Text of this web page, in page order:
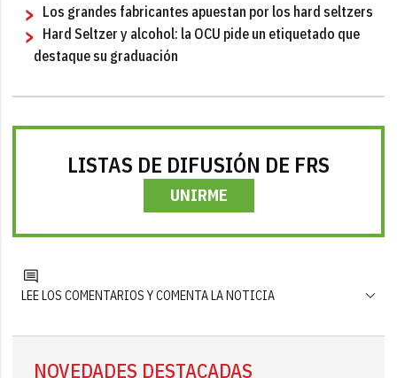
Los grandes fabricantes apuestan por los hard seltzers
Hard Seltzer y alcohol: la OCU pide un etiquetado que
destaque su graduación
LISTAS DE DIFUSIÓN DE FRS
UNIRME
LEE LOS COMENTARIOS Y COMENTA LA NOTICIA
NOVEDADES DESTACADAS